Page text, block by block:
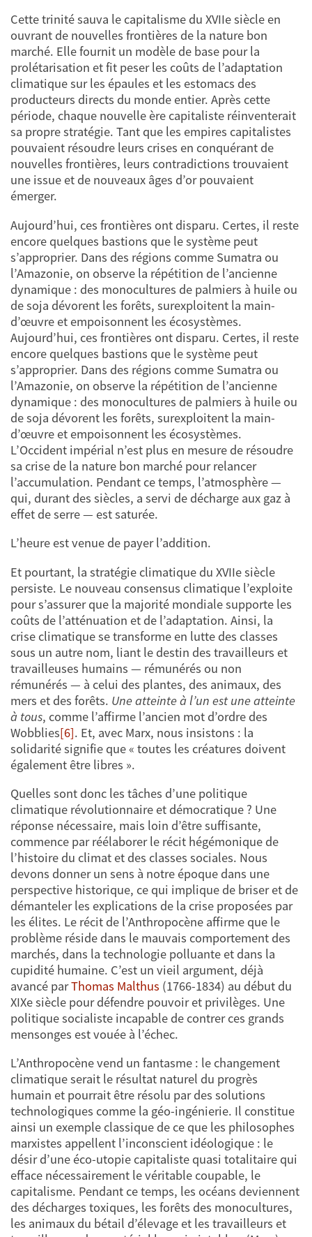
Cette trinité sauva le capitalisme du XVIIe siècle en
ouvrant de nouvelles frontières de la nature bon
marché. Elle fournit un modèle de base pour la
prolétarisation et fit peser les coûts de l’adaptation
climatique sur les épaules et les estomacs des
producteurs directs du monde entier. Après cette
période, chaque nouvelle ère capitaliste réinventerait
sa propre stratégie. Tant que les empires capitalistes
pouvaient résoudre leurs crises en conquérant de
nouvelles frontières, leurs contradictions trouvaient
une issue et de nouveaux âges d’or pouvaient
émerger.
Aujourd’hui, ces frontières ont disparu. Certes, il reste
encore quelques bastions que le système peut
s’approprier. Dans des régions comme Sumatra ou
l’Amazonie, on observe la répétition de l’ancienne
dynamique : des monocultures de palmiers à huile ou
de soja dévorent les forêts, surexploitent la main-
d’œuvre et empoisonnent les écosystèmes.
Aujourd’hui, ces frontières ont disparu. Certes, il reste
encore quelques bastions que le système peut
s’approprier. Dans des régions comme Sumatra ou
l’Amazonie, on observe la répétition de l’ancienne
dynamique : des monocultures de palmiers à huile ou
de soja dévorent les forêts, surexploitent la main-
d’œuvre et empoisonnent les écosystèmes.
L’Occident impérial n’est plus en mesure de résoudre
sa crise de la nature bon marché pour relancer
l’accumulation. Pendant ce temps, l’atmosphère —
qui, durant des siècles, a servi de décharge aux gaz à
effet de serre — est saturée.
L’heure est venue de payer l’addition.
Et pourtant, la stratégie climatique du XVIIe siècle
persiste. Le nouveau consensus climatique l’exploite
pour s’assurer que la majorité mondiale supporte les
coûts de l’atténuation et de l’adaptation. Ainsi, la
crise climatique se transforme en lutte des classes
sous un autre nom, liant le destin des travailleurs et
travailleuses humains — rémunérés ou non
rémunérés — à celui des plantes, des animaux, des
mers et des forêts. Une atteinte à l’un est une atteinte
à tous, comme l’affirme l’ancien mot d’ordre des
Wobblies[6]. Et, avec Marx, nous insistons : la
solidarité signifie que « toutes les créatures doivent
également être libres ».
Quelles sont donc les tâches d’une politique
climatique révolutionnaire et démocratique ? Une
réponse nécessaire, mais loin d’être suffisante,
commence par réélaborer le récit hégémonique de
l’histoire du climat et des classes sociales. Nous
devons donner un sens à notre époque dans une
perspective historique, ce qui implique de briser et de
démanteler les explications de la crise proposées par
les élites. Le récit de l’Anthropocène affirme que le
problème réside dans le mauvais comportement des
marchés, dans la technologie polluante et dans la
cupidité humaine. C’est un vieil argument, déjà
avancé parThomas Malthus (1766-1834) au début du
XIXe siècle pour défendre pouvoir et privilèges. Une
politique socialiste incapable de contrer ces grands
mensonges est vouée à l’échec.
L’Anthropocène vend un fantasme : le changement
climatique serait le résultat naturel du progrès
humain et pourrait être résolu par des solutions
technologiques comme la géo-ingénierie. Il constitue
ainsi un exemple classique de ce que les philosophes
marxistes appellent l’inconscient idéologique : le
désir d’une éco-utopie capitaliste quasi totalitaire qui
efface nécessairement le véritable coupable, le
capitalisme. Pendant ce temps, les océans deviennent
des décharges toxiques, les forêts des monocultures,
les animaux du bétail d’élevage et les travailleurs et